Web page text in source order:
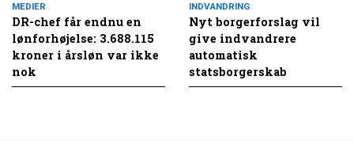
MEDIER
DR-chef får endnu en
lønforhøjelse: 3.688.115
kroner i årsløn var ikke
nok
INDVANDRING
Nyt borgerforslag vil
give indvandrere
automatisk
statsborgerskab